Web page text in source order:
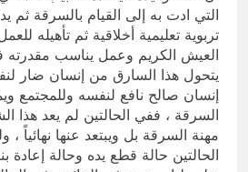
التي ادت به إلى القيام بالسرقة
تربوية تعليمية أخلاقية ثم تأهيله
العيش الكريم وعمل يناسب مقدرته
يتحول هذا السارق من إنسان ضار
إنسان صالح نافع لنفسه وللمجتمع
السرقة ، ففي الحالتين لم يعد هذا
مهنة السرقة بل ويبتعد عنها نهائياً ،
الحالتين حالة قطع يده وحالة إعادة